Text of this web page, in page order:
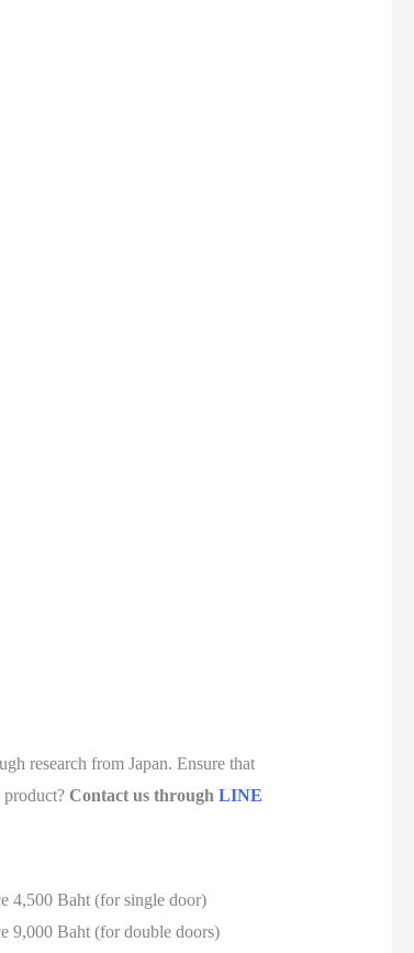
research from Japan. Ensure that
Contact us through LINE
4,500 Baht (for single door)
9,000 Baht (for double doors)